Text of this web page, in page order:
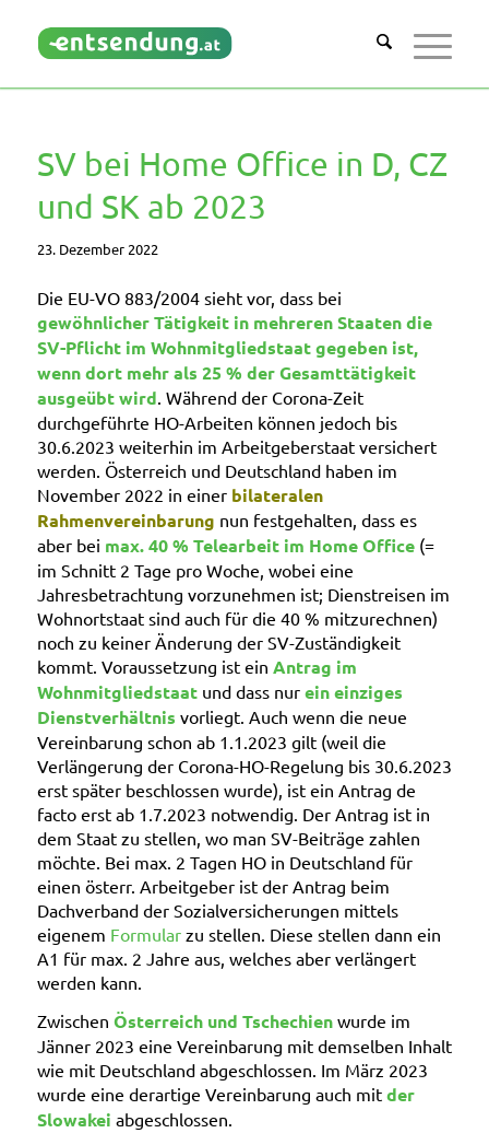
SV bei Home Office in D, CZ
und SK ab 2023
23. Dezember 2022
Die EU-VO 883/2004 sieht vor, dass bei
gewöhnlicher Tätigkeit in mehreren Staatendie
SV-Pflicht im Wohnmitgliedstaat gegeben ist,
wenn dort mehr als 25 % der Gesamttätigkeit
ausgeübt wird . Während der Corona-Zeit
durchgeführte HO-Arbeiten können jedoch bis
30.6.2023 weiterhin im Arbeitgeberstaat versichert
werden. Österreich und Deutschland haben im
November 2022 in einer bilateralen
Rahmenvereinbarung nun festgehalten, dass es
aber bei max. 40 % Telearbeit im Home Office (=
im Schnitt 2 Tage pro Woche, wobei eine
Jahresbetrachtung vorzunehmen ist; Dienstreisen im
Wohnortstaat sind auch für die 40 % mitzurechnen)
noch zu keiner Änderung der SV-Zuständigkeit
kommt. Voraussetzung ist ein Antrag im
Wohnmitgliedstaat und dass nurein einziges
Dienstverhältnis vorliegt. Auch wenn die neue
Vereinbarung schon ab 1.1.2023 gilt (weil die
Verlängerung der Corona-HO-Regelung bis 30.6.2023
erst später beschlossen wurde), ist ein Antrag de
facto erst ab 1.7.2023 notwendig. Der Antrag ist in
dem Staat zu stellen, wo man SV-Beiträge zahlen
möchte. Bei max. 2 Tagen HO in Deutschland für
einen österr. Arbeitgeber ist der Antrag beim
Dachverband der Sozialversicherungen mittels
eigenem Formularzu stellen. Diese stellen dann ein
A1 für max. 2 Jahre aus, welches aber verlängert
werden kann.
Zwischen Österreich und Tschechienwurde im
Jänner 2023 eine Vereinbarung mit demselben Inhalt
wie mit Deutschland abgeschlossen. Im März 2023
wurde eine derartige Vereinbarung auch mit der
Slowakei abgeschlossen.